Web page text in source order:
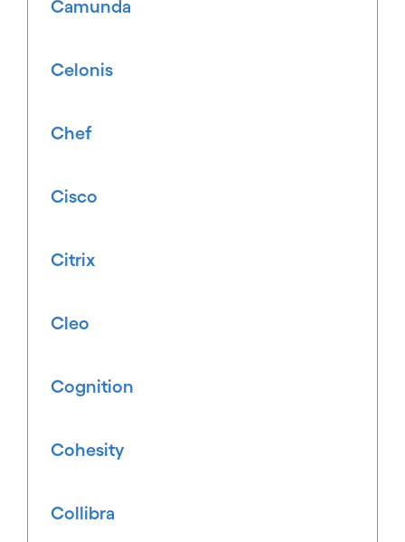
Camunda
Celonis
Chef
Cisco
Citrix
Cleo
Cognition
Cohesity
Collibra